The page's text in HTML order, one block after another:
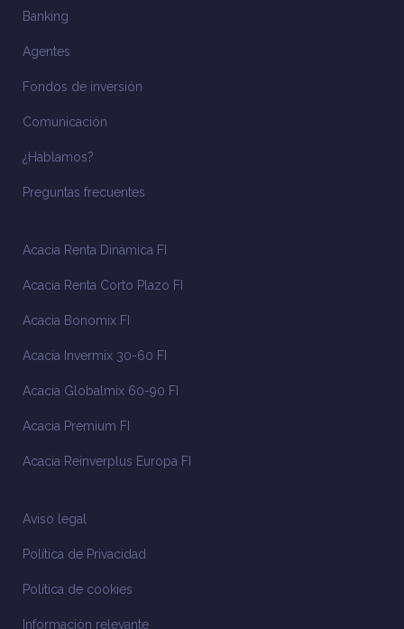
Banking
Agentes
Fondos de inversión
Comunicación
¿Hablamos?
Preguntas frecuentes
Acacia Renta Dinámica FI
Acacia Renta Corto Plazo FI
Acacia Bonomix FI
Acacia Invermix 30-60 FI
Acacia Globalmix 60-90 FI
Acacia Premium FI
Acacia Reinverplus Europa FI
Aviso legal
Política de Privacidad
Política de cookies
Información relevante